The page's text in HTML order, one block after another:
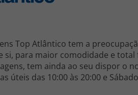
Top Atlântico tem a
si, para maior comodidade e total
tem ainda ao seu dispor o
úteis das 10:00 às 20:00 e